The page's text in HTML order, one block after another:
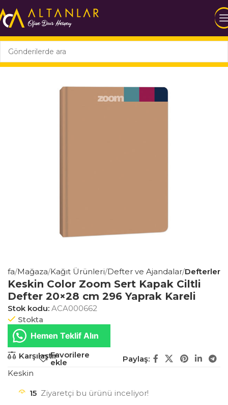
Mağaza Kağıt Ürünleri Defter ve Ajandalar Defterler
Keskin Color Zoom Sert Kapak Ciltli
Defter 20×28 cm 296 Yaprak Kareli
Stok kodu: ACA000662
Stokta
Hemen Teklif Alın
KarşılaştırFavorilere
ekle
Paylaş:
Keskin
15 Ziyaretçi bu ürünü inceliyor!